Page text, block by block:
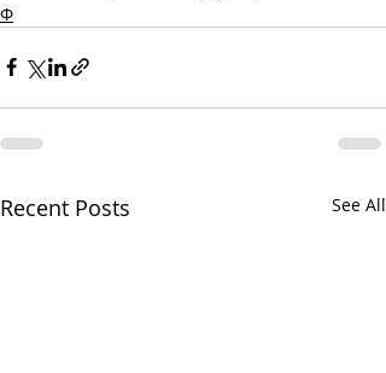
Ф
Recent Posts See All